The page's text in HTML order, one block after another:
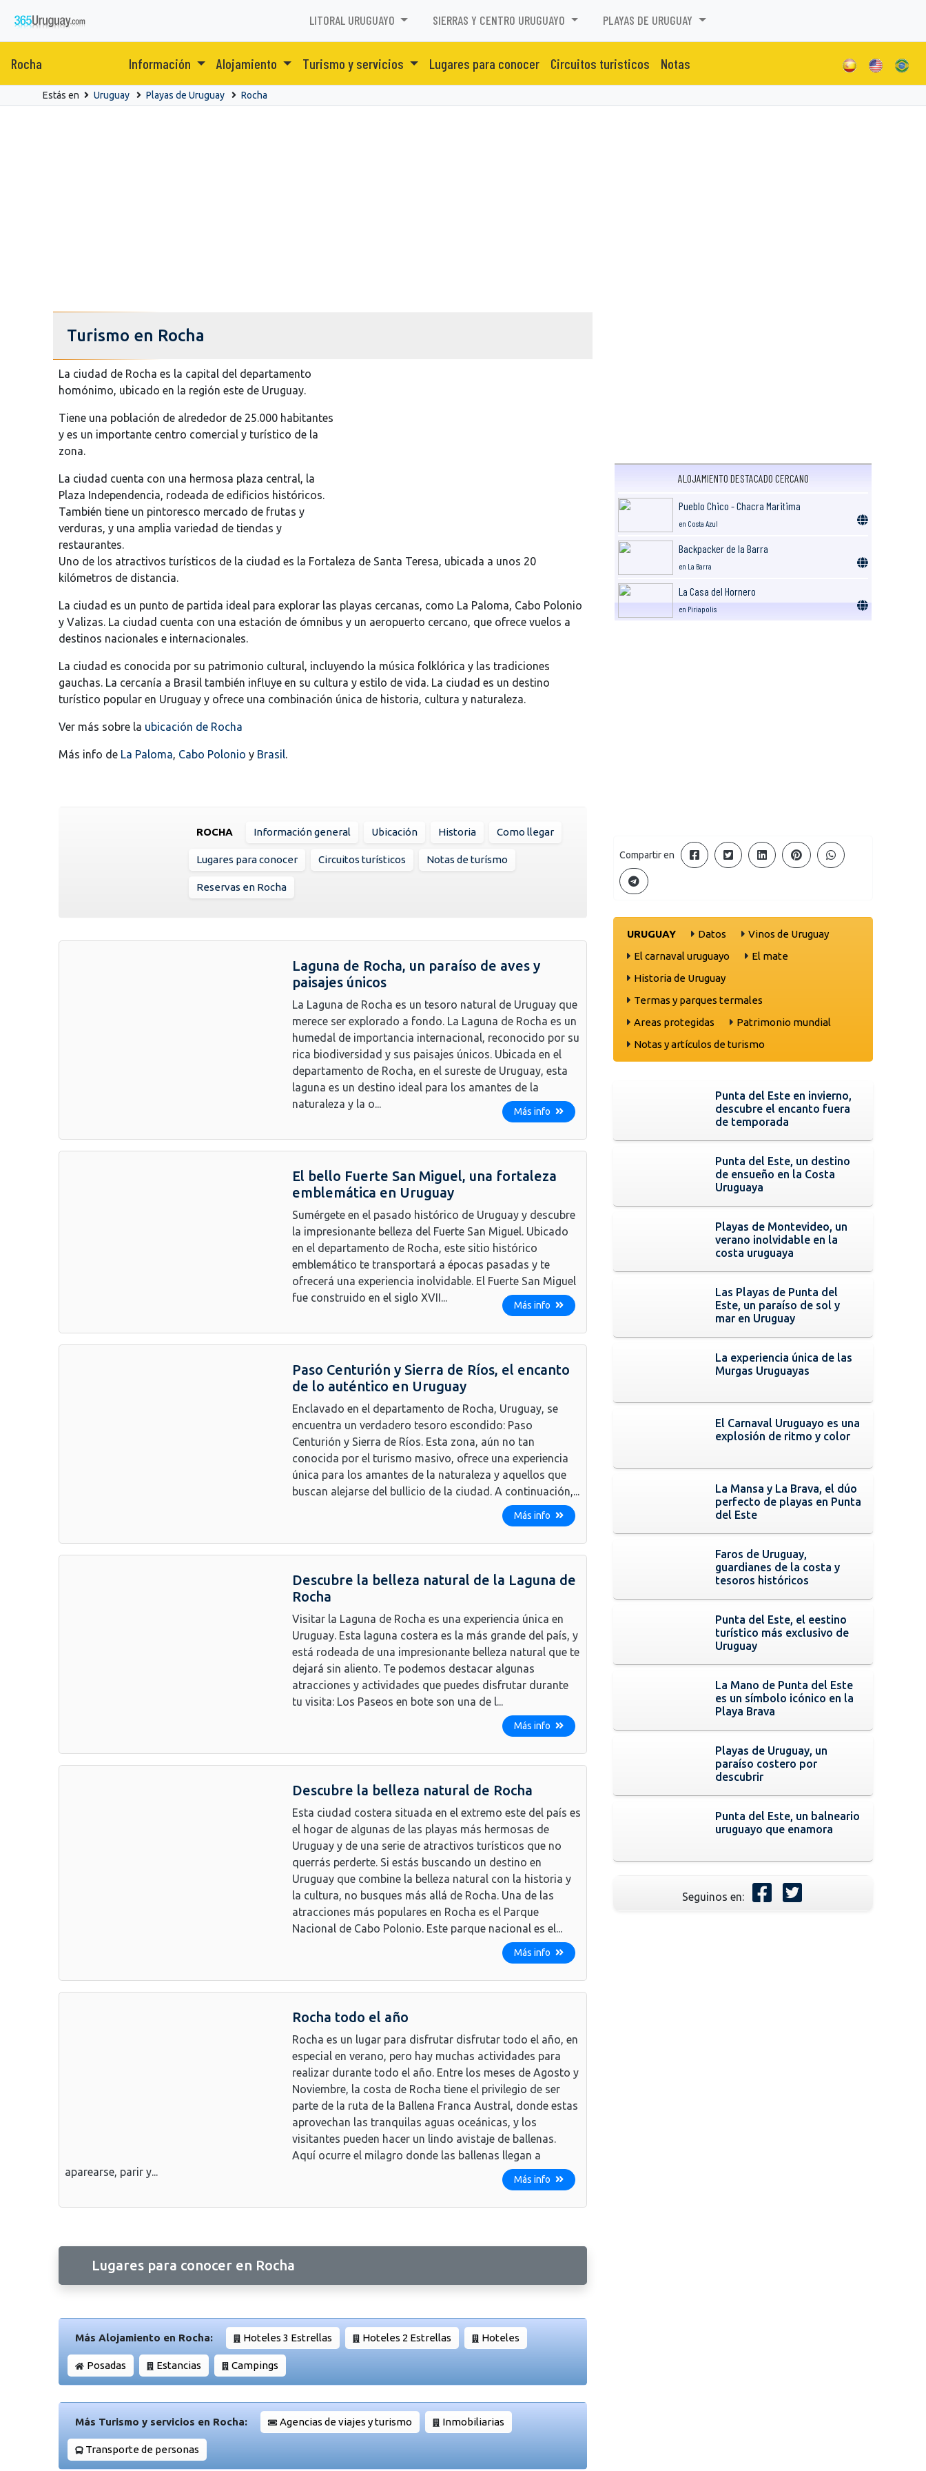
LITORAL URUGUAYO SIERRAS Y CENTRO URUGUAYO PLAYAS DE URUGUAY
Rocha Información Alojamiento Turismo y servicios Lugares para conocer Circuitos turisticos Notas
Estás en Uruguay Playas de Uruguay Rocha
Turismo en Rocha
La ciudad de Rocha es la capital del departamento
homónimo, ubicado en la región este de Uruguay.
Tiene una población de alrededor de 25.000 habitantes
y es un importante centro comercial y turístico de la
zona.
La ciudad cuenta con una hermosa plaza central, la
Plaza Independencia, rodeada de edificios históricos.
También tiene un pintoresco mercado de frutas y
verduras, y una amplia variedad de tiendas y
restaurantes.
Uno de los atractivos turísticos de la ciudad es la Fortaleza de Santa Teresa, ubicada a unos 20
kilómetros de distancia.
La ciudad es un punto de partida ideal para explorar las playas cercanas, como La Paloma, Cabo Polonio
y Valizas. La ciudad cuenta con una estación de ómnibus y un aeropuerto cercano, que ofrece vuelos a
destinos nacionales e internacionales.
La ciudad es conocida por su patrimonio cultural, incluyendo la música folklórica y las tradiciones
gauchas. La cercanía a Brasil también influye en su cultura y estilo de vida. La ciudad es un destino
turístico popular en Uruguay y ofrece una combinación única de historia, cultura y naturaleza.
Ver más sobre la ubicación de Rocha
Más info de La Paloma, Cabo Polonio y Brasil.
ROCHA Información general Ubicación Historia Como llegar
Lugares para conocer Circuitos turísticos Notas de turísmo
Reservas en Rocha
Laguna de Rocha, un paraíso de aves y
paisajes únicos
La Laguna de Rocha es un tesoro natural de Uruguay que
merece ser explorado a fondo. La Laguna de Rocha es un
humedal de importancia internacional, reconocido por su
rica biodiversidad y sus paisajes únicos. Ubicada en el
departamento de Rocha, en el sureste de Uruguay, esta
laguna es un destino ideal para los amantes de la
naturaleza y la o...
Más info
El bello Fuerte San Miguel, una fortaleza
emblemática en Uruguay
Sumérgete en el pasado histórico de Uruguay y descubre
la impresionante belleza del Fuerte San Miguel. Ubicado
en el departamento de Rocha, este sitio histórico
emblemático te transportará a épocas pasadas y te
ofrecerá una experiencia inolvidable. El Fuerte San Miguel
fue construido en el siglo XVII...
Más info
Paso Centurión y Sierra de Ríos, el encanto
de lo auténtico en Uruguay
Enclavado en el departamento de Rocha, Uruguay, se
encuentra un verdadero tesoro escondido: Paso
Centurión y Sierra de Ríos. Esta zona, aún no tan
conocida por el turismo masivo, ofrece una experiencia
única para los amantes de la naturaleza y aquellos que
buscan alejarse del bullicio de la ciudad. A continuación,...
Más info
Descubre la belleza natural de la Laguna de
Rocha
Visitar la Laguna de Rocha es una experiencia única en
Uruguay. Esta laguna costera es la más grande del país, y
está rodeada de una impresionante belleza natural que te
dejará sin aliento. Te podemos destacar algunas
atracciones y actividades que puedes disfrutar durante
tu visita: Los Paseos en bote son una de l...
Más info
Descubre la belleza natural de Rocha
Esta ciudad costera situada en el extremo este del país es
el hogar de algunas de las playas más hermosas de
Uruguay y de una serie de atractivos turísticos que no
querrás perderte. Si estás buscando un destino en
Uruguay que combine la belleza natural con la historia y
la cultura, no busques más allá de Rocha. Una de las
atracciones más populares en Rocha es el Parque
Nacional de Cabo Polonio. Este parque nacional es el...
Más info
Rocha todo el año
Rocha es un lugar para disfrutar disfrutar todo el año, en
especial en verano, pero hay muchas actividades para
realizar durante todo el año. Entre los meses de Agosto y
Noviembre, la costa de Rocha tiene el privilegio de ser
parte de la ruta de la Ballena Franca Austral, donde estas
aprovechan las tranquilas aguas oceánicas, y los
visitantes pueden hacer un lindo avistaje de ballenas.
Aquí ocurre el milagro donde las ballenas llegan a
aparearse, parir y...
Más info
Lugares para conocer en Rocha
Más Alojamiento en Rocha: Hoteles 3 Estrellas Hoteles 2 Estrellas Hoteles
Posadas Estancias Campings
Más Turismo y servicios en Rocha: Agencias de viajes y turismo Inmobiliarias
Transporte de personas
ALOJAMIENTO DESTACADO CERCANO
Pueblo Chico - Chacra Maritima
en Costa Azul
Backpacker de la Barra
en La Barra
La Casa del Hornero
en Piriapolis
Compartir en
URUGUAY Datos
Vinos de Uruguay
El carnaval uruguayo
El mate
Historia de Uruguay
Termas y parques termales
Areas protegidas
Patrimonio mundial
Notas y artículos de turismo
Punta del Este en invierno,
descubre el encanto fuera
de temporada
Punta del Este, un destino
de ensueño en la Costa
Uruguaya
Playas de Montevideo, un
verano inolvidable en la
costa uruguaya
Las Playas de Punta del
Este, un paraíso de sol y
mar en Uruguay
La experiencia única de las
Murgas Uruguayas
El Carnaval Uruguayo es una
explosión de ritmo y color
La Mansa y La Brava, el dúo
perfecto de playas en Punta
del Este
Faros de Uruguay,
guardianes de la costa y
tesoros históricos
Punta del Este, el eestino
turístico más exclusivo de
Uruguay
La Mano de Punta del Este
es un símbolo icónico en la
Playa Brava
Playas de Uruguay, un
paraíso costero por
descubrir
Punta del Este, un balneario
uruguayo que enamora
Seguinos en: